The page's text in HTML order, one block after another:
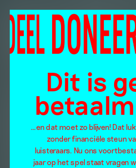
Dit is
…en dat moet zo blijven! Dat
zonder financiële steun
luisteraars. Nu ons
jaar op het spel staat vragen